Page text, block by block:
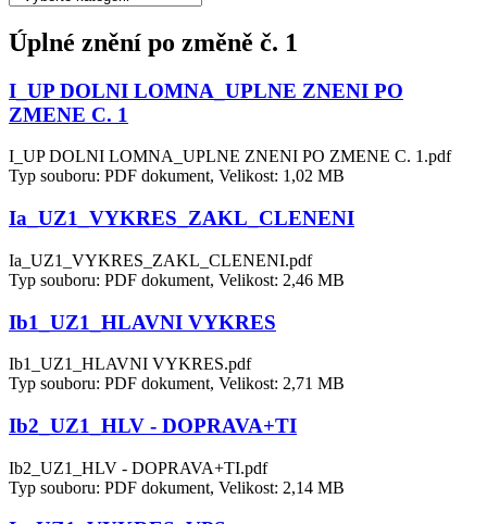
Úplné znění po změně č. 1
I_UP DOLNI LOMNA_UPLNE ZNENI PO
ZMENE C. 1
I_UP DOLNI LOMNA_UPLNE ZNENI PO ZMENE C. 1.pdf
Typ souboru: PDF dokument, Velikost: 1,02 MB
Ia_UZ1_VYKRES_ZAKL_CLENENI
Ia_UZ1_VYKRES_ZAKL_CLENENI.pdf
Typ souboru: PDF dokument, Velikost: 2,46 MB
Ib1_UZ1_HLAVNI VYKRES
Ib1_UZ1_HLAVNI VYKRES.pdf
Typ souboru: PDF dokument, Velikost: 2,71 MB
Ib2_UZ1_HLV - DOPRAVA+TI
Ib2_UZ1_HLV - DOPRAVA+TI.pdf
Typ souboru: PDF dokument, Velikost: 2,14 MB